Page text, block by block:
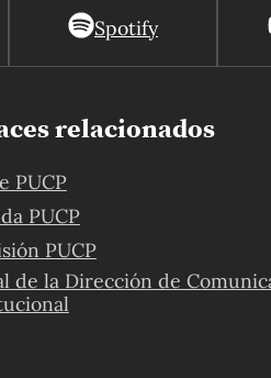
Spotify
relacionados
PUCP
PUCP
PUCP
de la Dirección de